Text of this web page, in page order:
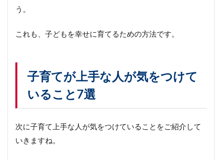
う。
これも、子どもを幸せに育てるための方法です。
子育てが上手な人が気をつけて
いること7選
次に子育て上手な人が気をつけていることをご紹介して
いきますね。